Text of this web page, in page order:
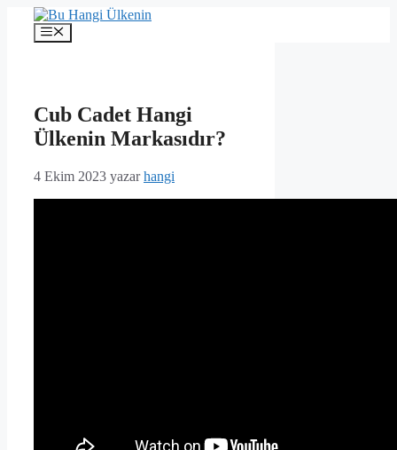
İçeriğe
Menü
Cub Cadet Hangi
Ülkenin Markasıdır?
4 Ekim 2023 yazarhangi